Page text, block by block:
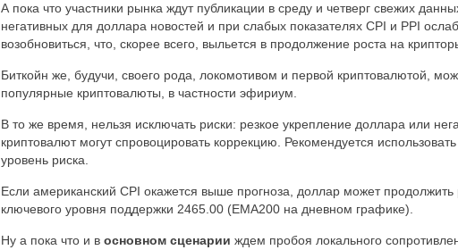
А пока что участники рынка ждут публикации в среду и четверг свежих
негативных для доллара новостей и при слабых показателях CPI и PPI
возобновиться, что, скорее всего, выльется в продолжение роста на
Биткойн же, будучи, своего рода, локомотивом и первой криптовалютой,
популярные криптовалюты, в частности эфириум.
В то же время, нельзя исключать риски: резкое укрепление доллара или
криптовалют могут спровоцировать коррекцию. Рекомендуется
уровень риска.
Если американский CPI окажется выше прогноза, доллар может продолжить
ключевого уровня поддержки 2465.00 (ЕМА200 на дневном графике).
Ну а пока что и в основном сценарии ждем пробоя локального